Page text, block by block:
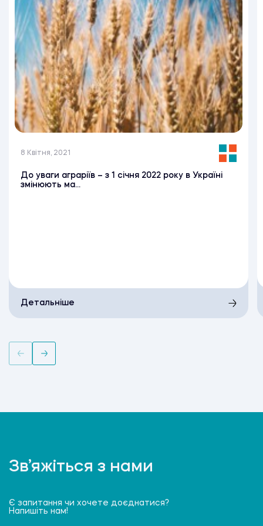
8 Квітня, 2021
До уваги аграріїв – з 1 січня 2022 року в Україні
змінюють ма...
Детальніше
Зв’яжіться з нами
Є запитання чи хочете доєднатися?
Напишіть нам!